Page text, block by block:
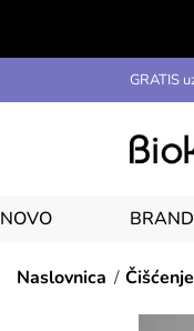
GRATIS
NOVO
Naslovnica